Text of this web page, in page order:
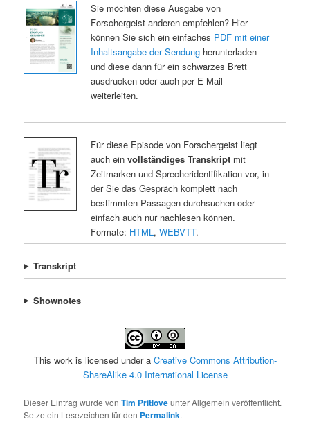
Sie möchten diese Ausgabe von
Forschergeist anderen empfehlen? Hier
können Sie sich ein einfaches PDF mit einer
Inhaltsangabe der Sendungherunterladen
und diese dann für ein schwarzes Brett
ausdrucken oder auch per E-Mail
weiterleiten.
Für diese Episode von Forschergeist liegt
auch ein vollständiges Transkriptmit
Zeitmarken und Sprecheridentifikation vor, in
der Sie das Gespräch komplett nach
bestimmten Passagen durchsuchen oder
einfach auch nur nachlesen können.
Formate: HTML , WEBVTT.
Transkript
Shownotes
This work is licensed under a Creative Commons Attribution-
ShareAlike 4.0 International License
Dieser Eintrag wurde vonTim Pritloveunter Allgemein veröffentlicht.
Setze ein Lesezeichen für den Permalink.